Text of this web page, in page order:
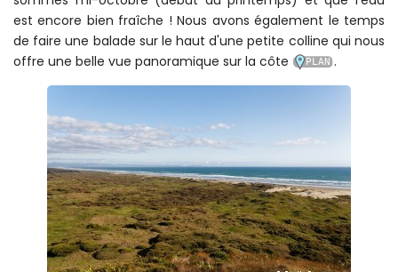
avons encore le temps de faire une petite balade sur la
plage, sans nous baigner car nous rappelons que nous
sommes mi-octobre (début du printemps) et que l'eau
est encore bien fraîche ! Nous avons également le temps
de faire une balade sur le haut d'une petite colline qui nous
offre une belle vue panoramique sur la côte